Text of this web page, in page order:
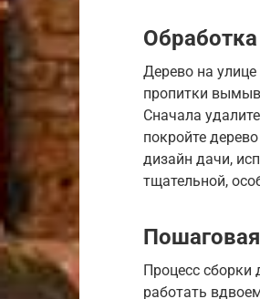
Дерево на
пропитки
Сначала
покройте
дизайн дачи,
тщательной,
Процесс сборки
работать